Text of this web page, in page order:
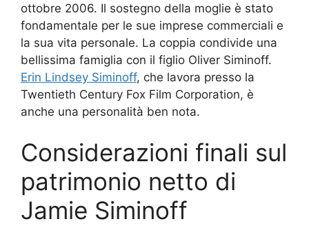
ottobre 2006. Il sostegno della moglie è stato
fondamentale per le sue imprese commerciali e
la sua vita personale. La coppia condivide una
bellissima famiglia con il figlio Oliver Siminoff.
Erin Lindsey Siminoff, che lavora presso la
Twentieth Century Fox Film Corporation, è
anche una personalità ben nota.
Considerazioni finali sul
patrimonio netto di
Jamie Siminoff